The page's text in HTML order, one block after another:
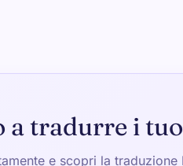
a tradurre i
e scopri la